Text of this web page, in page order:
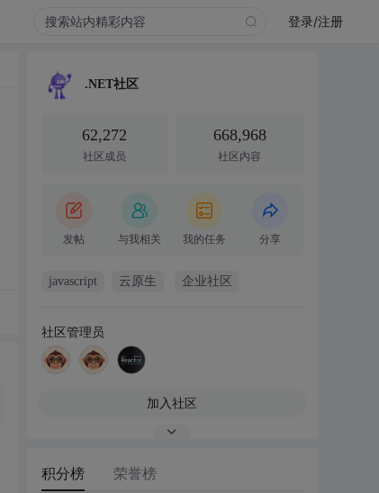
登录/注册
.NET社区
62,272
社区成员
668,968
社区内容
发帖 与我相关 我的任务 分享
javascript 云原生 企业社区
社区管理员
加入社区
积分榜 荣誉榜